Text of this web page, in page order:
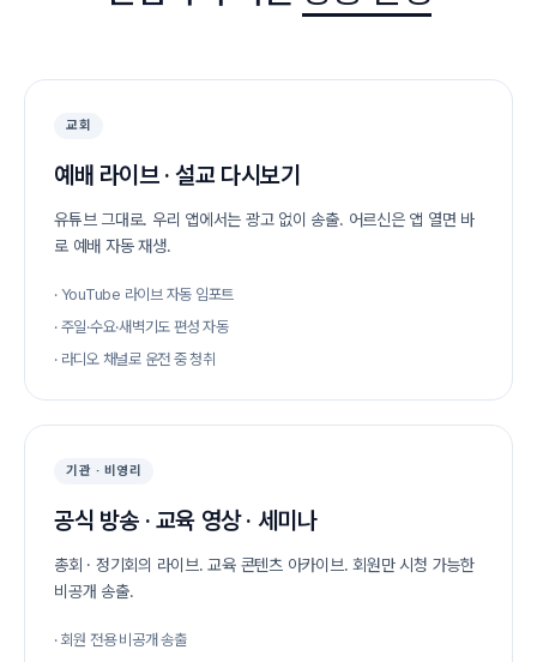
교회
예배 라이브 · 설교 다시보기
유튜브 그대로. 우리 앱에서는 광고 없이 송출. 어르신은 앱 열면 바
로 예배 자동 재생.
· YouTube 라이브 자동 임포트
· 주일·수요·새벽기도 편성 자동
· 라디오 채널로 운전 중 청취
기관 · 비영리
공식 방송 · 교육 영상 · 세미나
총회 · 정기회의 라이브. 교육 콘텐츠 아카이브. 회원만 시청 가능한
비공개 송출.
· 회원 전용 비공개 송출